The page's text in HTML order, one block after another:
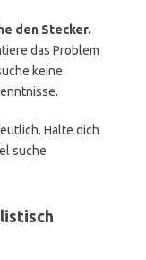
den Stecker.
das Problem
keine
Halte dich
suche